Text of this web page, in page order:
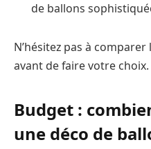
de ballons
N’hésitez pas à
avant de faire votre choix.
Budget :
une déco de